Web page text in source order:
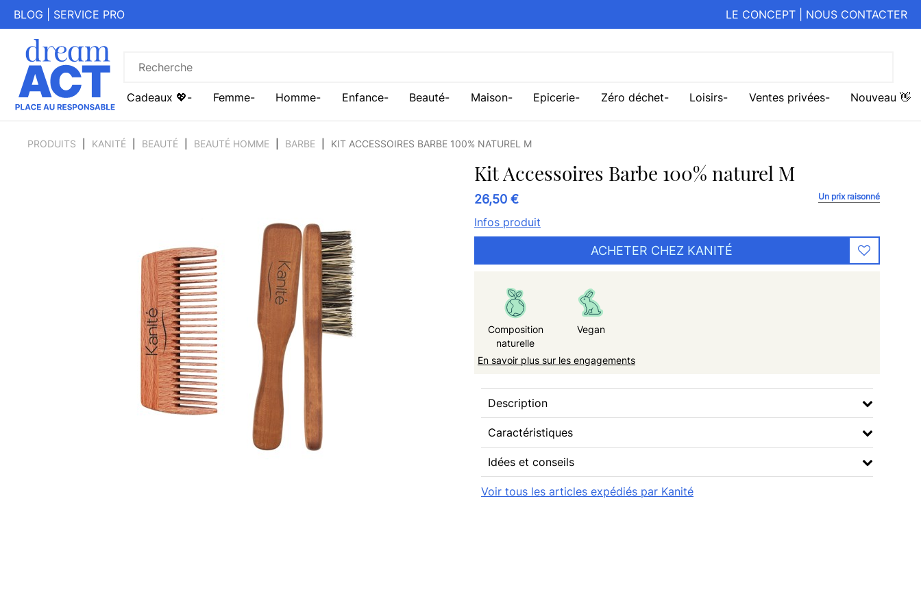
BLOG SERVICE PRO LE CONCEPT NOUS CONTACTER
Cadeaux 💖 Femme Homme Enfance Beauté Maison Epicerie Zéro déchet Loisirs Ventes privées Nouveau 👋
PRODUITS KANITÉ BEAUTÉ BEAUTÉ HOMME BARBE KIT ACCESSOIRES BARBE 100% NATUREL M
Kit Accessoires Barbe 100% naturel M
26,50 € Un prix raisonné
Infos produit
ACHETER CHEZ KANITÉ
Composition
naturelle
Vegan
En savoir plus sur les engagements
Description
Caractéristiques
Idées et conseils
Voir tous les articles expédiés par Kanité